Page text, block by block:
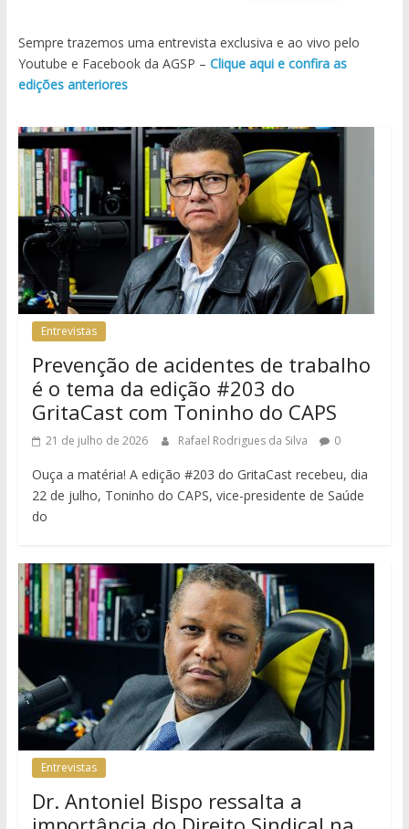
Sempre trazemos uma entrevista exclusiva e ao vivo pelo
Youtube e Facebook da AGSP – Clique aqui e confira as
edições anteriores
Entrevistas
Prevenção de acidentes de trabalho
é o tema da edição #203 do
GritaCast com Toninho do CAPS
21 de julho de 2026 Rafael Rodrigues da Silva 0
Ouça a matéria! A edição #203 do GritaCast recebeu, dia
22 de julho, Toninho do CAPS, vice-presidente de Saúde
do
Entrevistas
Dr. Antoniel Bispo ressalta a